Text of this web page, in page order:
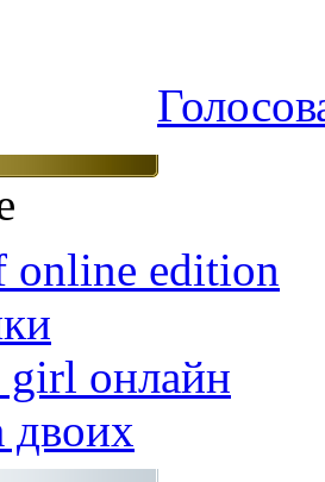
online edition
girl онлайн
двоих